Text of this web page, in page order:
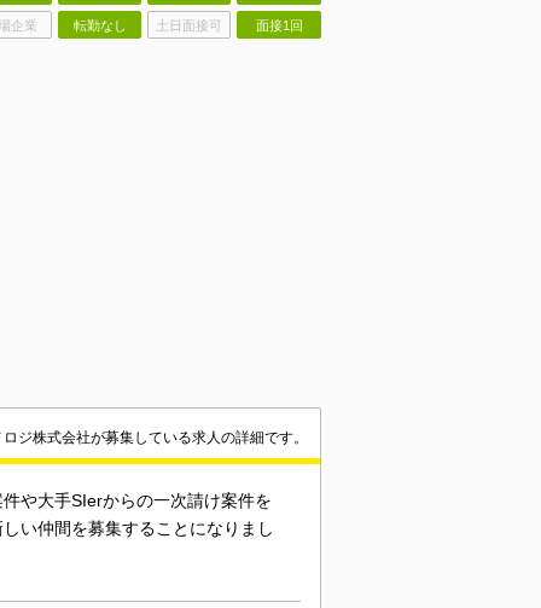
企業 転勤なし 土日面接可 面接1回
ジ株式会社が募集している求人の詳細です。
や大手SIerからの一次請け案件を
い仲間を募集することになりまし